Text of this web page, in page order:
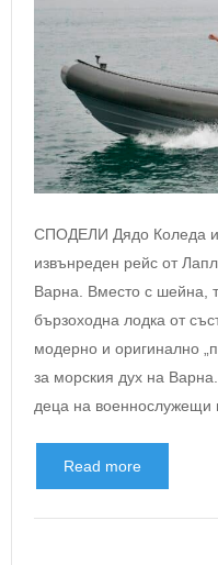
СПОДЕЛИ Дядо Коледа и
извънреден рейс от
Варна. Вместо с шейна,
бързоходна лодка от
модерно и оригинално
за морския дух на
деца на военнослужещи
Read more